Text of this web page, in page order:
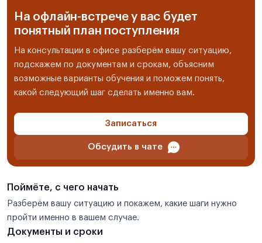
На офлайн-встрече у вас будет
понятный план поступления
На консультации в офисе разберём вашу ситуацию,
подскажем по документам и срокам, объясним
возможные варианты обучения и поможем понять,
какой следующий шаг сделать именно вам.
Записаться
Обсудить в чате
Поймёте, с чего начать
Разберём вашу ситуацию и покажем, какие шаги нужно
пройти именно в вашем случае.
Документы и сроки